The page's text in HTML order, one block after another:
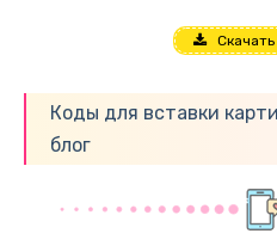
Коды для вставки
блог